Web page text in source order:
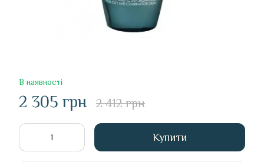
В наявності
2 305 грн 2 412 грн
Купити